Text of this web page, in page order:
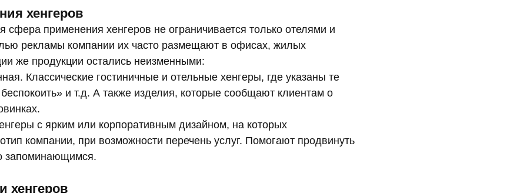
хенгеров
сфера применения хенгеров не ограничивается только отелями и
рекламы компании их часто размещают в офисах, жилых
же продукции остались неизменными:
Классические гостиничные и отельные хенгеры, где указаны те
и т.д. А также изделия, которые сообщают клиентам о
с ярким или корпоративным дизайном, на которых
компании, при возможности перечень услуг. Помогают продвинуть
запоминающимся.
хенгеров